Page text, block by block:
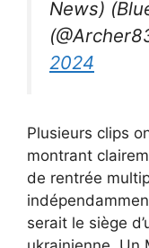
News)
2024
Plusieurs clips
montrant
de rentrée
serait le siège